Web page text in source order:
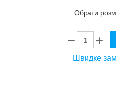
Обрати
Швидке